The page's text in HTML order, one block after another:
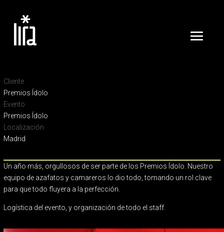
Cliente
Premios Ídolo
Evento
Premios Ídolo
Localización
Madrid
Un año más, orgullosos de ser parte de los Premios Ídolo. Nuestro
equipo de azafatos y camareros lo dio todo, tomando un rol clave
para que todo fluyera a la perfección.
Logística del evento, y organización de todo el staff.